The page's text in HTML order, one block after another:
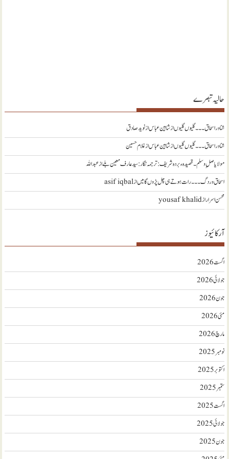
حالیہ تبصرے
شناور اسحاق ۔۔۔ گلیوں گلیوں از شاہین عباسازنويد صادق
شناور اسحاق ۔۔۔ گلیوں گلیوں از شاہین عباسازغلام حسین
مولا یا صلِ وسلم ۔قصیدہ ء بردہ شریف: ترجمہ نگار : سید عارف معین بلےازعبداللہ
اسحاق وردگ ۔۔۔ رات ہوتے ہی چل پڑوں گا میںازasif iqbal
محسن اسرارازyousaf khalid
آرکائیوز
اگست 2026
جولائی 2026
جون 2026
مئی 2026
مارچ 2026
نومبر 2025
اکتوبر 2025
ستمبر 2025
اگست 2025
جولائی 2025
جون 2025